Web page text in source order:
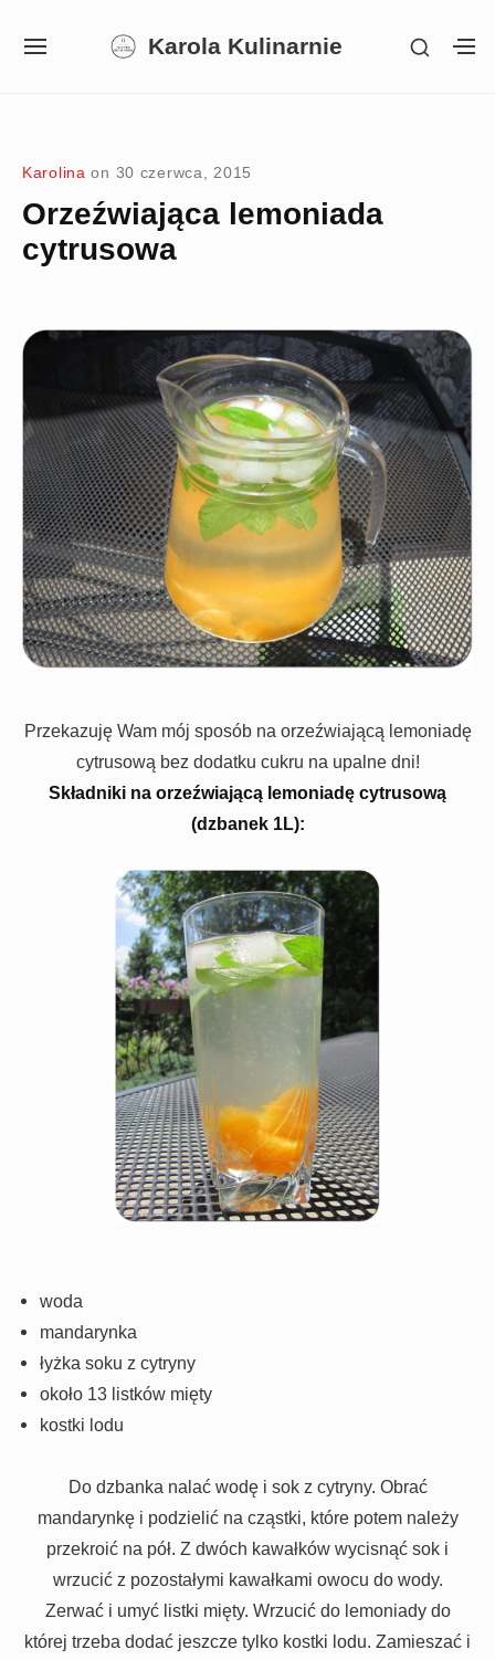
Karola Kulinarnie
SITE
SHOW
Karolina on 30 czerwca, 2015
Orzeźwiająca lemoniada
cytrusowa
Przekazuję Wam mój sposób na orzeźwiającą lemoniadę
cytrusową bez dodatku cukru na upalne dni!
Składniki na orzeźwiającą lemoniadę cytrusową
(dzbanek 1L):
woda
mandarynka
łyżka soku z cytryny
około 13 listków mięty
kostki lodu
Do dzbanka nalać wodę i sok z cytryny. Obrać
mandarynkę i podzielić na cząstki, które potem należy
przekroić na pół. Z dwóch kawałków wycisnąć sok i
wrzucić z pozostałymi kawałkami owocu do wody.
Zerwać i umyć listki mięty. Wrzucić do lemoniady do
której trzeba dodać jeszcze tylko kostki lodu. Zamieszać i